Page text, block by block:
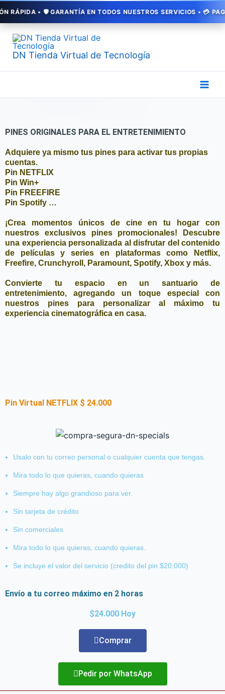
EN TODOS NUESTROS SERVICIOS • 💳 PAGA
Ir
contenido
DN Tienda Virtual de Tecnología
PINES ORIGINALES PARA EL ENTRETENIMIENTO
Adquiere ya mismo tus pines para activar tus propias
cuentas.
Pin NETFLIX
Pin Win+
Pin FREEFIRE
Pin Spotify …
¡Crea momentos únicos de cine en tu hogar con
nuestros exclusivos pines promocionales! Descubre
una experiencia personalizada al disfrutar del contenido
de películas y series en plataformas como Netflix,
Freefire, Crunchyroll, Paramount, Spotify, Xbox y más.
Convierte tu espacio en un santuario de
entretenimiento, agregando un toque especial con
nuestros pines para personalizar al máximo tu
experiencia cinematográfica en casa.
Pin Virtual NETFLIX $ 24.000
Usalo con tu correo personal o cualquier cuenta que tengas.
Mira todo lo que quieras, cuando quieras
Siempre hay algo grandioso para ver.
Sin tarjeta de crédito
Sin comerciales
Mira todo lo que quieras, cuando quieras.
Se incluye el valor del servicio (credito del pin $20.000)
Envío a tu correo máximo en 2 horas
$24.000 Hoy
Comprar
Pedir por WhatsApp